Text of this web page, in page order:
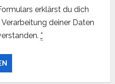
erklärst du dich
deiner Daten
*